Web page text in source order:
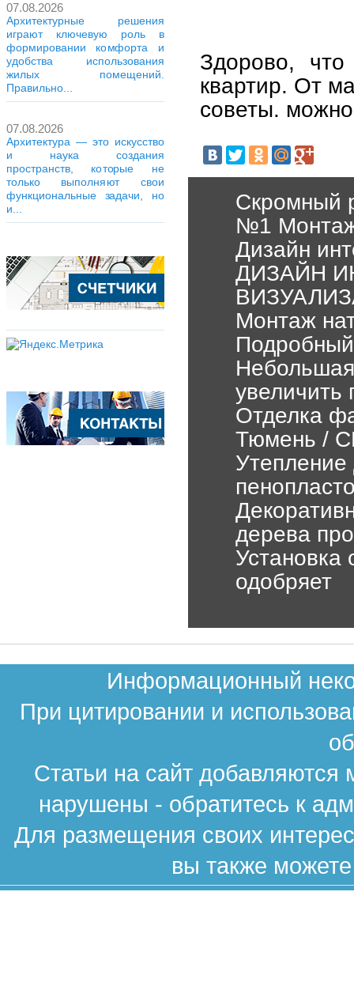
07.08.2026
Архитектурные решения
играют ключевую роль в
формировании комфорта и
удобства использования
жилых помещений.
Правильно...
07.08.2026
Архитектура — это искусство
и наука создания
пространств, которые не
только выполняют свои
функциональные задачи, но
и...
Здорово,
квартир. От
советы.
Скромный
№1
Дизайн
ДИЗАЙН
Монтаж
увеличить
Отделка
Тюмень /
дерева
одобряет
Информационный
При цитировании и
Статьи на сайт
нарушены - обратитесь к
Для размещения своих
вы также